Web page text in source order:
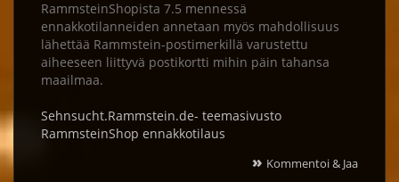
RammsteinShopista 7.5 mennessä
ennakkotilanneiden annetaan myös mahdollisuus
lähettää Rammstein-postimerkillä varustettu
aiheeseen liittyvä postikortti mihin päin tahansa
maailmaa.
Sehnsucht.Rammstein.de- teemasivusto
RammsteinShop ennakkotilaus
» Kommentoi & Jaa